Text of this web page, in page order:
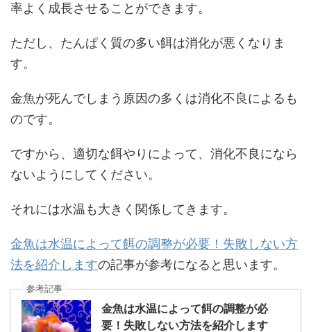
率よく成長させることができます。
ただし、たんぱく質の多い餌は消化が悪くなりま
す。
金魚が死んでしまう原因の多くは消化不良によるも
のです。
ですから、適切な餌やりによって、消化不良になら
ないようにしてください。
それには水温も大きく関係してきます。
金魚は水温によって餌の調整が必要！失敗しない方
法を紹介しますの記事が参考になると思います。
参考記事
金魚は水温によって餌の調整が必
要！失敗しない方法を紹介します